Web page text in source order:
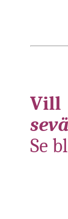
Vill
Se